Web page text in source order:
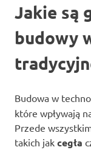
Jakie są
budowy
Budowa w
które wpływają
Przede
takich jak cegła